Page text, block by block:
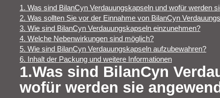
1. Was sind BilanCyn Verdauungskapseln und wofür werden
2. Was sollten Sie vor der Einnahme von BilanCyn
3. Wie sind BilanCyn Verdauungskapseln einzunehmen?
4. Welche Nebenwirkungen sind möglich?
5. Wie sind BilanCyn Verdauungskapseln aufzubewahren?
6. Inhalt der Packung und weitere Informationen
1.Was sind BilanCyn
wofür werden sie